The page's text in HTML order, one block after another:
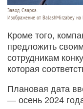
Завод. Сварка.
Изображение от BalashMirzabey на
Кроме того,
предложить
сотрудникам
которая
Плановая дата
— осень 2024